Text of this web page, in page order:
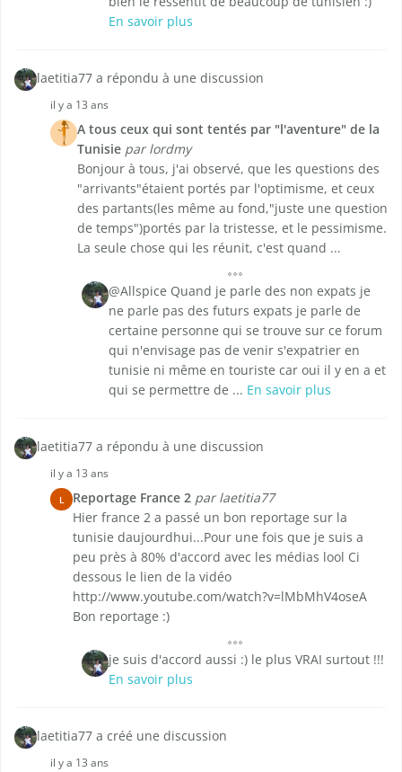
En savoir plus
laetitia77 a répondu à une discussion
il y a 13 ans
A tous ceux qui sont tentés par "l'aventure" de la
Tunisie par lordmy
Bonjour à tous, j'ai observé, que les questions des
"arrivants"étaient portés par l'optimisme, et ceux
des partants(les même au fond,"juste une question
de temps")portés par la tristesse, et le pessimisme.
La seule chose qui les réunit, c'est quand ...
@Allspice Quand je parle des non expats je
ne parle pas des futurs expats je parle de
certaine personne qui se trouve sur ce forum
qui n'envisage pas de venir s'expatrier en
tunisie ni même en touriste car oui il y en a et
qui se permettre de ... En savoir plus
laetitia77 a répondu à une discussion
il y a 13 ans
L Reportage France 2 par laetitia77
Hier france 2 a passé un bon reportage sur la
tunisie daujourdhui...Pour une fois que je suis a
peu près à 80% d'accord avec les médias lool Ci
dessous le lien de la vidéo
http://www.youtube.com/watch?v=lMbMhV4oseA
Bon reportage :)
je suis d'accord aussi :) le plus VRAI surtout !!!
En savoir plus
laetitia77 a créé une discussion
il y a 13 ans